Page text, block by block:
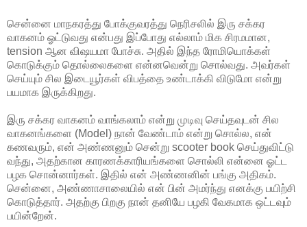
சென்னை மாநகரத்து போக்குவரத்து நெரிசலில் இரு சக்கர
வாகனம் ஓட்டுவது என்பது இப்போது எல்லாம் மிக சிரமமான,
tension ஆன விஷயமா போச்சு. அதில் இந்த ரோமியொக்கள்
கொடுக்கும் தொல்லைகளை என்னவென்று சொல்வது. அவர்கள்
செய்யும் சில இடையூர்கள் விபத்தை உண்டாக்கி விடுமோ என்று
பயமாக இருக்கிறது.
இரு சக்கர வாகனம் வாங்கலாம் என்று முடிவு செய்தவுடன் சில
வாகனங்களை (Model) நான் வேண்டாம் என்று சொல்ல, என்
கணவரும், என் அண்ணனும் சென்று scooter book செய்துவிட்டு
வந்து, அதற்கான காரணக்காரியங்களை சொல்லி என்னை ஓட்ட
பழக சொன்னார்கள். இதில் என் அண்ணனின் பங்கு அதிகம்.
சென்னை, அண்ணாசாலையில் என் பின் அமர்ந்து எனக்கு பயிற்சி
கொடுத்தார். அதற்கு பிறகு நான் தனியே பழகி வேகமாக ஒட்டவும்
பயின்றேன்.